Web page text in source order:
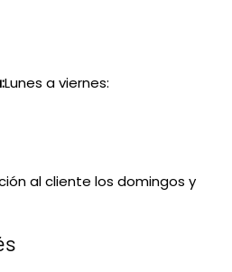
Lunes a viernes:
al cliente los domingos y